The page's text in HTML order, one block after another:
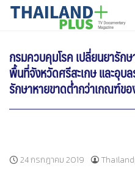
SkipTHAILANDPLUS NEWS
กรมควบคุมโรค เปลี่ยนยารักษ
พื้นที่จังหวัดศรีสะเกษ และอุบ
รักษาหายขาดต่ำกว่าเกณฑ์ข
24 กรกฎาคม 2019